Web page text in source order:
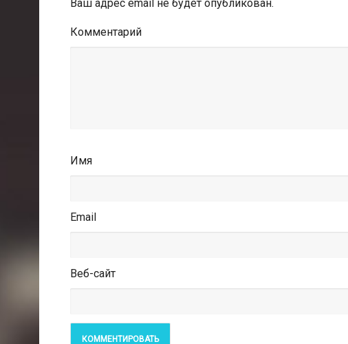
Ваш адрес email не будет опубликован.
Комментарий
Имя
Email
Веб-сайт